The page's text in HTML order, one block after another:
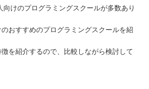
説明会や体験レッスンへ積極的に参加
グスクールを比較するときの5つのポ
キュラムの内容
向けのプログラミングスクールが多数あり
おすすめのプログラミングスクールを紹
を紹介するので、比較しながら検討して